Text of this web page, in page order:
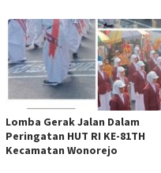
Lomba Gerak Jalan Dalam
Peringatan HUT RI KE-81TH
Kecamatan Wonorejo